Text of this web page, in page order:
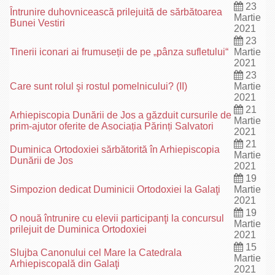
Întrunire duhovnicească prilejuită de sărbătoarea
Bunei Vestiri
23
Martie
2021
Tinerii iconari ai frumuseții de pe „pânza sufletului“
23
Martie
2021
Care sunt rolul şi rostul pomelnicului? (II)
23
Martie
2021
Arhiepiscopia Dunării de Jos a găzduit cursurile de
prim-ajutor oferite de Asociația Părinți Salvatori
21
Martie
2021
Duminica Ortodoxiei sărbătorită în Arhiepiscopia
Dunării de Jos
21
Martie
2021
Simpozion dedicat Duminicii Ortodoxiei la Galaţi
19
Martie
2021
O nouă întrunire cu elevii participanţi la concursul
prilejuit de Duminica Ortodoxiei
19
Martie
2021
Slujba Canonului cel Mare la Catedrala
Arhiepiscopală din Galaţi
15
Martie
2021